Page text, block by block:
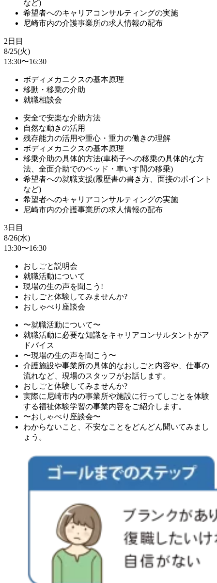
など)
希望者へのキャリアコンサルティングの実施
尼崎市内の介護事業所の求人情報の配布
2日目
8/25(火)
13:30〜16:30
ボディメカニクスの基本原理
移動・移乗の介助
就職相談会
安全で安楽な介助方法
自然な動きの活用
残存能力の活用や重心・重力の働きの理解
ボディメカニクスの基本原理
移乗介助の具体的方法(車椅子への移乗の具体的な方
法、全面介助でのベッド・車いす間の移乗)
希望者への就職支援(履歴書の書き方、面接のポイント
など)
希望者へのキャリアコンサルティングの実施
尼崎市内の介護事業所の求人情報の配布
3日目
8/26(水)
13:30〜16:30
おしごと説明会
就職活動について
現場の生の声を聞こう!
おしごと体験してみませんか?
おしゃべり座談会
〜就職活動について〜
就職活動に必要な知識をキャリアコンサルタントがア
ドバイス
〜現場の生の声を聞こう〜
介護施設や事業所の具体的なおしごと内容や、仕事の
流れなど、現場のスタッフがお話します。
おしごと体験してみませんか?
実際に尼崎市内の事業所や施設に行ってしごとを体験
する福祉体験学習の事業内容をご紹介します。
〜おしゃべり座談会〜
わからないこと、不安なことをどんどん聞いてみまし
ょう。